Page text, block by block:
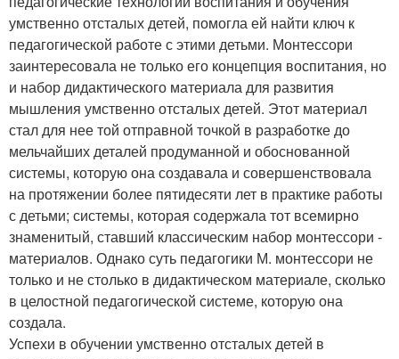
умственно отсталых детей, помогла ей найти ключ к
педагогической работе с этими детьми. Монтессори
заинтересовала не только его концепция воспитания, но
и набор дидактического материала для развития
мышления умственно отсталых детей. Этот материал
стал для нее той отправной точкой в разработке до
мельчайших деталей продуманной и обоснованной
системы, которую она создавала и совершенствовала
на протяжении более пятидесяти лет в практике работы
с детьми; системы, которая содержала тот всемирно
знаменитый, ставший классическим набор монтессори -
материалов. Однако суть педагогики М. монтессори не
только и не столько в дидактическом материале, сколько
в целостной педагогической системе, которую она
создала.
Успехи в обучении умственно отсталых детей в